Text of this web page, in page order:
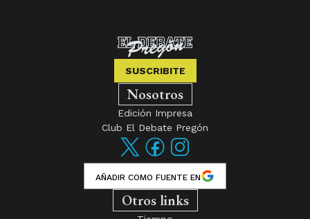
SUSCRIBITE
Nosotros
Edición Impresa
Club El Debate Pregón
AÑADIR COMO FUENTE EN
Otros links